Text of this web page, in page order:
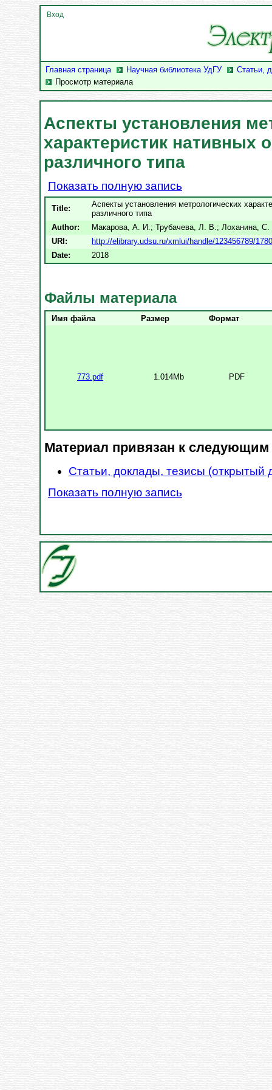
Главная страница Научная библиотека УдГУ
Статьи,
Просмотр материала
Вход
Аспекты установления
характеристик нативных
различного типа
Показать полную запись
Title:
Аспекты установления метрологических
различного типа
Author:
Макарова, А. И.; Трубачева, Л. В.; Лоханина,
URI:
http://elibrary.udsu.ru/xmlui/handle/123456789/
Date:
2018
Файлы материала
Имя файла Размер Формат
773.pdf 1.014Mb PDF
Материал привязан к следующим
Статьи, доклады, тезисы (открытый
Показать полную запись